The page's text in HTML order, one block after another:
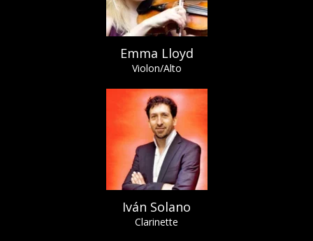
Emma Lloyd
Violon/Alto
Iván Solano
Clarinette